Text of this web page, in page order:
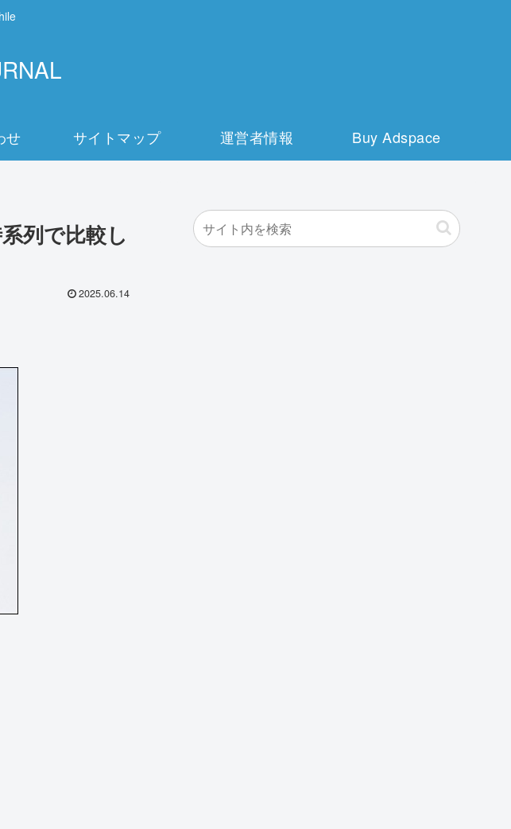
せ サイトマップ 運営者情報 Buy Adspace
列で比較し
2025.06.14